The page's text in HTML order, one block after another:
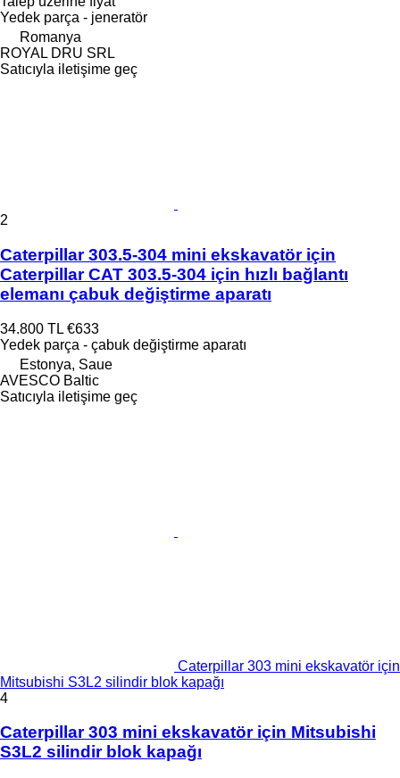
Yedek parça - jeneratör
Romanya
ROYAL DRU SRL
Satıcıyla iletişime geç
2
Caterpillar 303.5-304 mini ekskavatör için
Caterpillar CAT 303.5-304 için hızlı bağlantı
elemanı çabuk değiştirme aparatı
34.800 TL €633
Yedek parça - çabuk değiştirme aparatı
Estonya, Saue
AVESCO Baltic
Satıcıyla iletişime geç
Caterpillar 303 mini ekskavatör için
Mitsubishi S3L2 silindir blok kapağı
4
Caterpillar 303 mini ekskavatör için Mitsubishi
S3L2 silindir blok kapağı